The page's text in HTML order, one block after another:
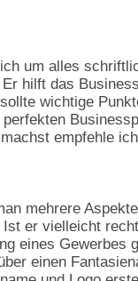
um alles
hilft das
wichtige
empfehle
mehrere
er vielleicht
eines Gewerbes
einen